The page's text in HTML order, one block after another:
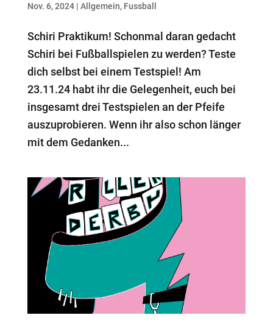
Nov. 6, 2024| Allgemein, Fussball
Schiri Praktikum! Schonmal daran gedacht
Schiri bei Fußballspielen zu werden? Teste
dich selbst bei einem Testspiel! Am
23.11.24 habt ihr die Gelegenheit, euch bei
insgesamt drei Testspielen an der Pfeife
auszuprobieren. Wenn ihr also schon länger
mit dem Gedanken...